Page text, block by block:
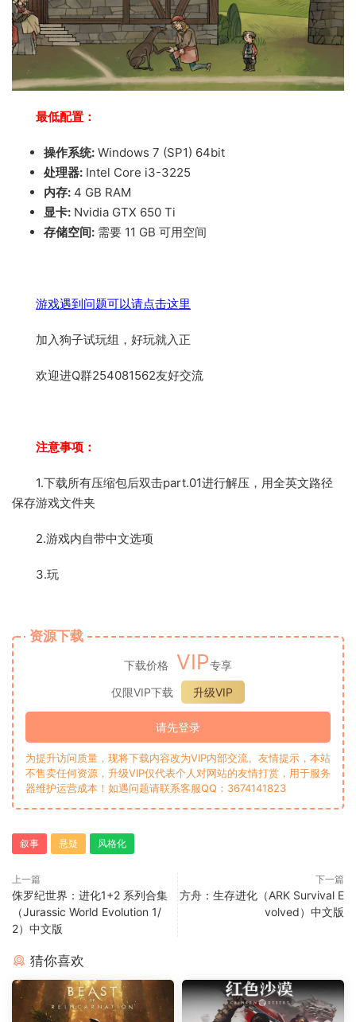
最低配置：
操作系统: Windows 7 (SP1) 64bit
处理器: Intel Core i3-3225
内存: 4 GB RAM
显卡: Nvidia GTX 650 Ti
存储空间: 需要 11 GB 可用空间
游戏遇到问题可以请点击这里
加入狗子试玩组，好玩就入正
欢迎进Q群254081562友好交流
注意事项：
1.下载所有压缩包后双击part.01进行解压，用全英文路径
保存游戏文件夹
2.游戏内自带中文选项
3.玩
资源下载
下载价格 VIP专享
仅限VIP下载
升级VIP
请先登录
为提升访问质量，现将下载内容改为VIP内部交流。友情提示，本站
不售卖任何资源，升级VIP仅代表个人对网站的友情打赏，用于服务
器维护运营成本！如遇问题请联系客服QQ：3674141823
叙事 悬疑 风格化
上一篇
侏罗纪世界：进化1+2 系列合集
（Jurassic World Evolution 1/
2）中文版
下一篇
方舟：生存进化（ARK Survival E
volved）中文版
猜你喜欢